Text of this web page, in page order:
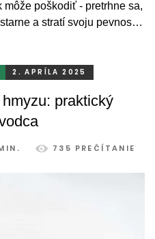
poškodiť - pretrhne sa,
a stratí svoju pevnosť.
niekoľkých minút.
2. APRÍLA 2025
praktický
735 PREČÍTANIE